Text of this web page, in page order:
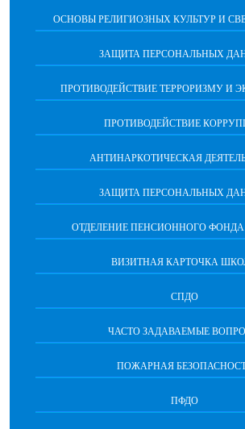
ОСНОВЫ РЕЛИГИОЗНЫХ КУЛЬТУР И
ЗАЩИТА ПЕРСОНАЛЬНЫХ
ПРОТИВОДЕЙСТВИЕ ТЕРРОРИЗМУ И
ПРОТИВОДЕЙСТВИЕ
АНТИНАРКОТИЧЕСКАЯ
ЗАЩИТА ПЕРСОНАЛЬНЫХ
ОТДЕЛЕНИЕ ПЕНСИОННОГО ФОНДА
ВИЗИТНАЯ КАРТОЧКА
СПДО
ЧАСТО ЗАДАВАЕМЫЕ
ПОЖАРНАЯ
ПФДО